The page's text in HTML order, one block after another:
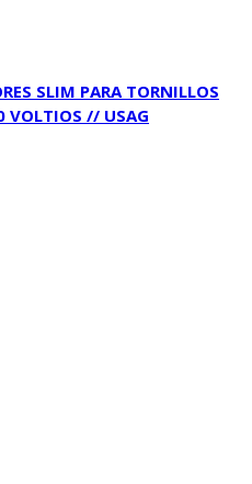
SLIM PARA TORNILLOS
VOLTIOS // USAG